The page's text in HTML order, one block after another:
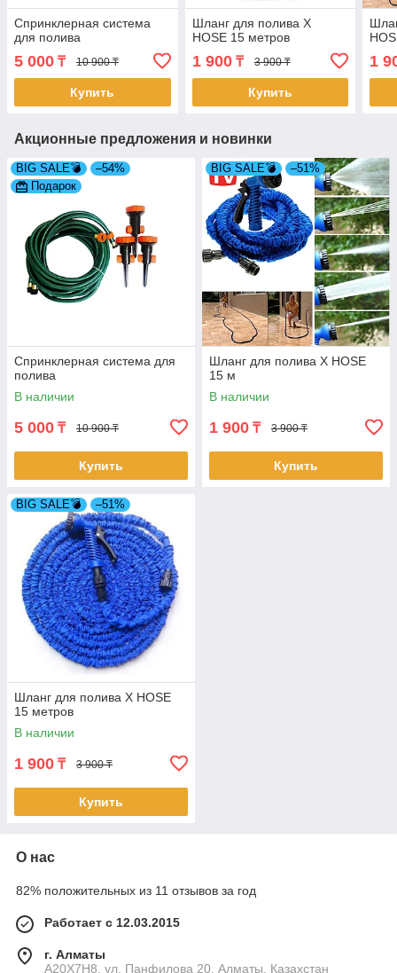
Спринклерная система
для полива
5 000 ₸ 10 900 ₸
Купить
Шланг для полива X
HOSE 15 метров
1 900₸ 3 900 ₸
Купить
1
Акционные предложения и новинки
BIG SALE💣
–54%
Подарок
Спринклерная система для
полива
В наличии
5 000 ₸ 10 900 ₸
Купить
BIG SALE💣 –51%
Шланг для полива X HOSE
15 м
В наличии
1 900 ₸ 3 900 ₸
Купить
BIG SALE💣 –51%
Шланг для полива X HOSE
15 метров
В наличии
1 900 ₸ 3 900 ₸
Купить
О нас
82% положительных из 11 отзывов за год
Работает с 12.03.2015
г. Алматы
A20X7H8, ул. Панфилова 20, Алматы, Казахстан